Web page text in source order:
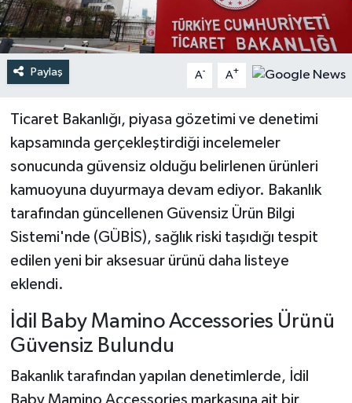
Paylaş A- A+
Ticaret Bakanlığı, piyasa gözetimi ve denetimi
kapsamında gerçekleştirdiği incelemeler
sonucunda güvensiz olduğu belirlenen ürünleri
kamuoyuna duyurmaya devam ediyor. Bakanlık
tarafından güncellenen Güvensiz Ürün Bilgi
Sistemi'nde (GÜBİS), sağlık riski taşıdığı tespit
edilen yeni bir aksesuar ürünü daha listeye
eklendi.
İdil Baby Mamino Accessories Ürünü
Güvensiz Bulundu
Bakanlık tarafından yapılan denetimlerde, İdil